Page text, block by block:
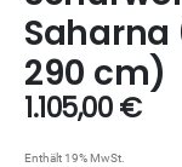
Saharna
290 cm)
1.105,00€
Enthält 19% MwSt.